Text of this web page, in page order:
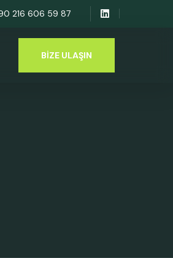
216 606 59 87
BIZE ULAŞIN